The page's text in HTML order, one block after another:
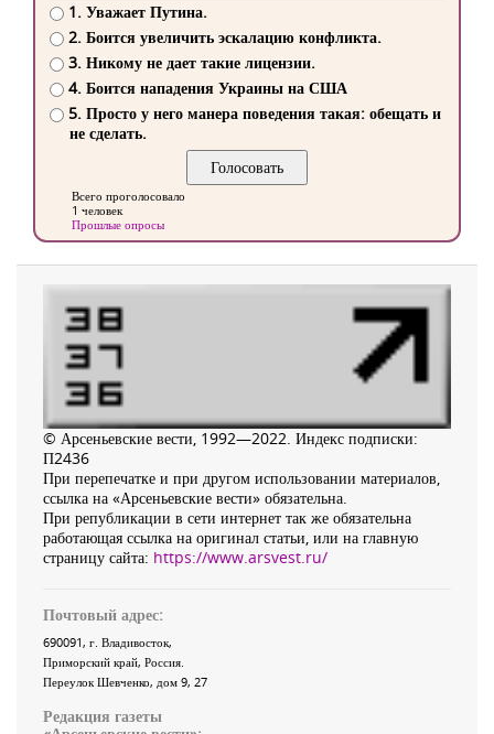
1. Уважает Путина.
2. Боится увеличить эскалацию конфликта.
3. Никому не дает такие лицензии.
4. Боится нападения Украины на США
5. Просто у него манера поведения такая: обещать и
не сделать.
Всего проголосовало
1 человек
Прошлые опросы
© Арсеньевские вести, 1992—2022. Индекс подписки:
П2436
При перепечатке и при другом использовании материалов,
ссылка на «Арсеньевские вести» обязательна.
При републикации в сети интернет так же обязательна
работающая ссылка на оригинал статьи, или на главную
страницу сайта: https://www.arsvest.ru/
Почтовый адрес:
690091, г. Владивосток,
Приморский край, Россия
Переулок Шевченко, дом 9, 27
Редакция газеты